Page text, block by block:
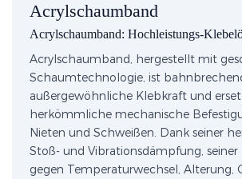
Acrylschaumband
Acrylschaumband: Hochleistungs-
Acrylschaumband, hergestellt mit
Schaumtechnologie, ist
außergewöhnliche Klebkraft und
herkömmliche mechanische
Nieten und Schweißen. Dank seiner
Stoß- und Vibrationsdämpfung,
gegen Temperaturwechsel, Alterung,